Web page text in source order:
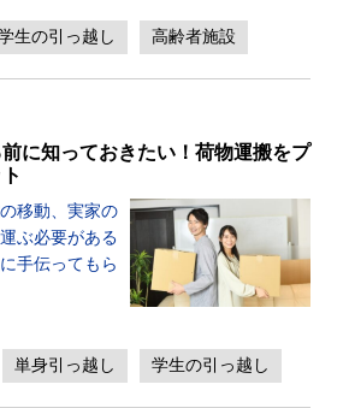
生の引っ越し 高齢者施設
に知っておきたい！荷物運搬をプ
移動、実家の
ぶ必要がある
手伝ってもら
単身引っ越し 学生の引っ越し